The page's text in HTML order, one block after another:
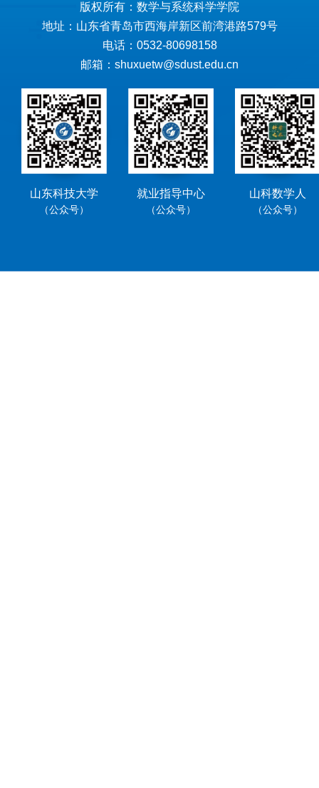
版权所有：数学与系统科学学院
地址：山东省青岛市西海岸新区前湾港路579号
电话：0532-80698158
邮箱：shuxuetw@sdust.edu.cn
山东科技大学
（公众号）
就业指导中心
（公众号）
山科数学人
（公众号）